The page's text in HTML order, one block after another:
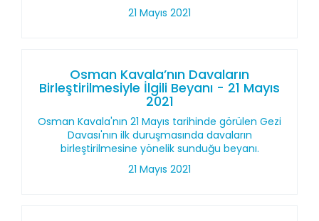
21 Mayıs 2021
Osman Kavala’nın Davaların
Birleştirilmesiyle İlgili Beyanı - 21 Mayıs
2021
Osman Kavala'nın 21 Mayıs tarihinde görülen Gezi
Davası'nın ilk duruşmasında davaların
birleştirilmesine yönelik sunduğu beyanı.
21 Mayıs 2021